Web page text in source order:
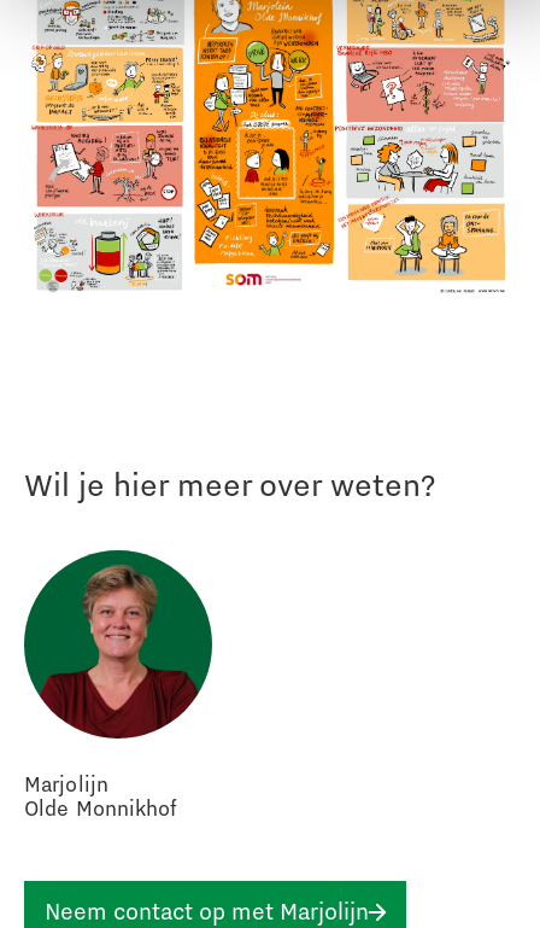
Wil je hier meer over weten?
Marjolijn
Olde Monnikhof
Neem contact op met Marjolijn